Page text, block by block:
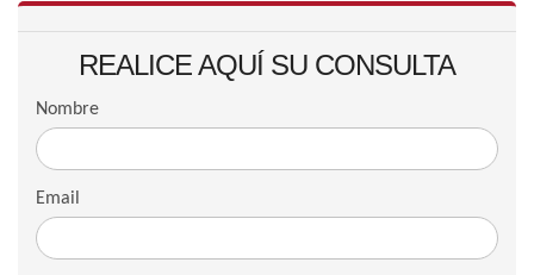
REALICE AQUÍ SU CONSULTA
Nombre
Email